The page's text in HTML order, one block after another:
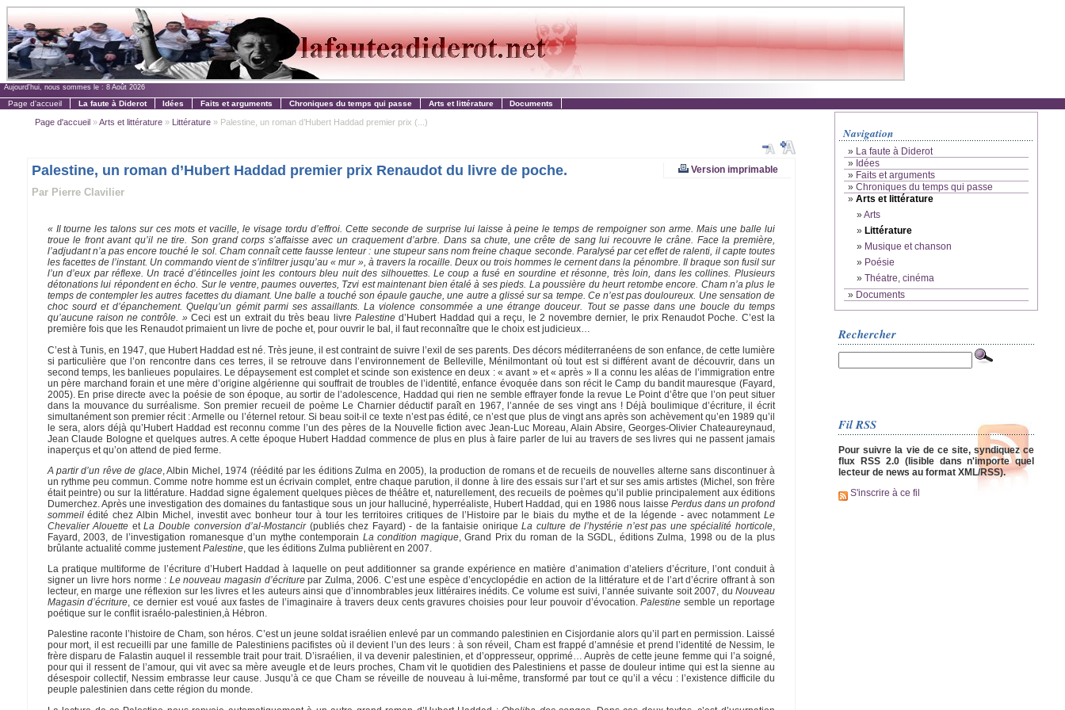
Aujourd'hui, nous sommes le : 8 Août 2026
Page d'accueil La faute à Diderot Idées Faits et arguments Chroniques du temps qui passe Arts et littérature Documents
Page d'accueil»Arts et littérature» Littérature» Palestine, un roman d’Hubert Haddad premier prix (...)
Version imprimable
Palestine, un roman d’Hubert Haddad premier prix Renaudot du livre de poche.
Par Pierre Clavilier
« Il tourne les talons sur ces mots et vacille, le visage tordu d’effroi. Cette seconde de surprise lui laisse à peine le temps de rempoigner son arme. Mais une balle lui
troue le front avant qu’il ne tire. Son grand corps s’affaisse avec un craquement d’arbre. Dans sa chute, une crête de sang lui recouvre le crâne. Face la première,
l’adjudant n’a pas encore touché le sol. Cham connaît cette fausse lenteur : une stupeur sans nom freine chaque seconde. Paralysé par cet effet de ralenti, il capte toutes
les facettes de l’instant. Un commando vient de s’infiltrer jusqu’au « mur », à travers la rocaille. Deux ou trois hommes le cernent dans la pénombre. Il braque son fusil sur
l’un d’eux par réflexe. Un tracé d’étincelles joint les contours bleu nuit des silhouettes. Le coup a fusé en sourdine et résonne, très loin, dans les collines. Plusieurs
détonations lui répondent en écho. Sur le ventre, paumes ouvertes, Tzvi est maintenant bien étalé à ses pieds. La poussière du heurt retombe encore. Cham n’a plus le
temps de contempler les autres facettes du diamant. Une balle a touché son épaule gauche, une autre a glissé sur sa tempe. Ce n’est pas douloureux. Une sensation de
choc sourd et d’épanchement. Quelqu’un gémit parmi ses assaillants. La violence consommée a une étrange douceur. Tout se passe dans une boucle du temps
qu’aucune raison ne contrôle. »Ceci est un extrait du très beau livrePalestine d’Hubert Haddad qui a reçu, le 2 novembre dernier, le prix Renaudot Poche. C’est la
première fois que les Renaudot primaient un livre de poche et, pour ouvrir le bal, il faut reconnaître que le choix est judicieux…
C’est à Tunis, en 1947, que Hubert Haddad est né. Très jeune, il est contraint de suivre l’exil de ses parents. Des décors méditerranéens de son enfance, de cette lumière
si particulière que l’on rencontre dans ces terres, il se retrouve dans l’environnement de Belleville, Ménilmontant où tout est si différent avant de découvrir, dans un
second temps, les banlieues populaires. Le dépaysement est complet et scinde son existence en deux : « avant » et « après » Il a connu les aléas de l’immigration entre
un père marchand forain et une mère d’origine algérienne qui souffrait de troubles de l’identité, enfance évoquée dans son récit le Camp du bandit mauresque (Fayard,
2005). En prise directe avec la poésie de son époque, au sortir de l’adolescence, Haddad qui rien ne semble effrayer fonde la revue Le Point d’être que l’on peut situer
dans la mouvance du surréalisme. Son premier recueil de poème Le Charnier déductif paraît en 1967, l’année de ses vingt ans ! Déjà boulimique d’écriture, il écrit
simultanément son premier récit : Armelle ou l’éternel retour. Si beau soit-il ce texte n’est pas édité, ce n’est que plus de vingt ans après son achèvement qu’en 1989 qu’il
le sera, alors déjà qu’Hubert Haddad est reconnu comme l’un des pères de la Nouvelle fiction avec Jean-Luc Moreau, Alain Absire, Georges-Olivier Chateaureynaud,
Jean Claude Bologne et quelques autres. A cette époque Hubert Haddad commence de plus en plus à faire parler de lui au travers de ses livres qui ne passent jamais
inaperçus et qu’on attend de pied ferme.
A partir d’un rêve de glace, Albin Michel, 1974 (réédité par les éditions Zulma en 2005), la production de romans et de recueils de nouvelles alterne sans discontinuer à
un rythme peu commun. Comme notre homme est un écrivain complet, entre chaque parution, il donne à lire des essais sur l’art et sur ses amis artistes (Michel, son frère
était peintre) ou sur la littérature. Haddad signe également quelques pièces de théâtre et, naturellement, des recueils de poèmes qu’il publie principalement aux éditions
Dumerchez. Après une investigation des domaines du fantastique sous un jour halluciné, hyperréaliste, Hubert Haddad, qui en 1986 nous laisse Perdus dans un profond
sommeilédité chez Albin Michel, investit avec bonheur tour à tour les territoires critiques de l’Histoire par le biais du mythe et de la légende - avec notamment Le
Chevalier Alouette etLa Double conversion d’al-Mostancir(publiés chez Fayard) - de la fantaisie oniriqueLa culture de l’hystérie n’est pas une spécialité horticole
Fayard, 2003, de l’investigation romanesque d’un mythe contemporain La condition magique, Grand Prix du roman de la SGDL, éditions Zulma, 1998 ou de la plus
brûlante actualité comme justement Palestine, que les éditions Zulma publièrent en 2007.
La pratique multiforme de l’écriture d’Hubert Haddad à laquelle on peut additionner sa grande expérience en matière d’animation d’ateliers d’écriture, l’ont conduit à
signer un livre hors norme : Le nouveau magasin d’écriturepar Zulma, 2006. C’est une espèce d’encyclopédie en action de la littérature et de l’art d’écrire offrant à son
lecteur, en marge une réflexion sur les livres et les auteurs ainsi que d’innombrables jeux littéraires inédits. Ce volume est suivi, l’année suivante soit 2007, du Nouveau
Magasin d’écriture, ce dernier est voué aux fastes de l’imaginaire à travers deux cents gravures choisies pour leur pouvoir d’évocation.Palestine semble un reportage
poétique sur le conflit israélo-palestinien,à Hébron.
Palestine raconte l’histoire de Cham, son héros. C’est un jeune soldat israélien enlevé par un commando palestinien en Cisjordanie alors qu’il part en permission. Laissé
pour mort, il est recueilli par une famille de Palestiniens pacifistes où il devient l’un des leurs : à son réveil, Cham est frappé d’amnésie et prend l’identité de Nessim, le
frère disparu de Falastin auquel il ressemble trait pour trait. D’israélien, il va devenir palestinien, et d’oppresseur, opprimé… Auprès de cette jeune femme qui l’a soigné,
pour qui il ressent de l’amour, qui vit avec sa mère aveugle et de leurs proches, Cham vit le quotidien des Palestiniens et passe de douleur intime qui est la sienne au
désespoir collectif, Nessim embrasse leur cause. Jusqu’à ce que Cham se réveille de nouveau à lui-même, transformé par tout ce qu’il a vécu : l’existence difficile du
peuple palestinien dans cette région du monde.
Navigation
» La faute à Diderot
» Idées
» Faits et arguments
» Chroniques du temps qui passe
» Arts et littérature
»Arts
» Littérature
» Musique et chanson
» Poésie
» Théatre, cinéma
» Documents
Rechercher
Fil RSS
Pour suivre la vie de ce site, syndiquez ce
flux RSS 2.0 (lisible dans n'importe quel
lecteur de news au format XML/RSS).
S'inscrire à ce fil